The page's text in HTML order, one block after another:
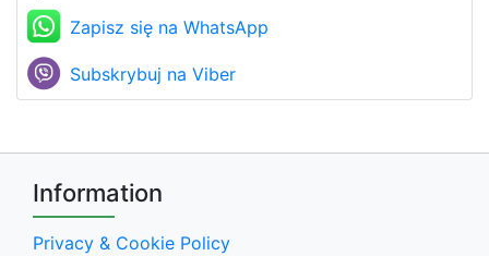
Zapisz się na WhatsApp
Subskrybuj na Viber
Information
Privacy & Cookie Policy